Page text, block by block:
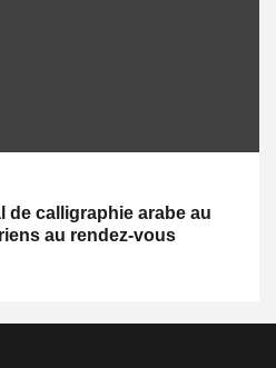
calligraphie arabe au
au rendez-vous